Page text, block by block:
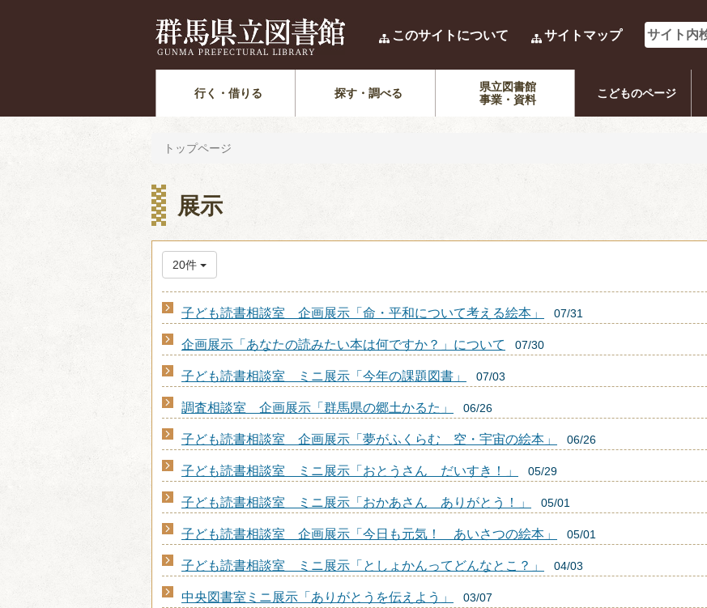
このサイトについて サイトマップ
行く・借りる 探す・調べる
県立図書館
事業・資料
こどものページ
トップページ
展示
20件
子ども読書相談室 企画展示「命・平和について考える絵本」 07/31
企画展示「あなたの読みたい本は何ですか？」について 07/30
子ども読書相談室 ミニ展示「今年の課題図書」 07/03
調査相談室 企画展示「群馬県の郷土かるた」 06/26
子ども読書相談室 企画展示「夢がふくらむ 空・宇宙の絵本」 06/26
子ども読書相談室 ミニ展示「おとうさん だいすき！」 05/29
子ども読書相談室 ミニ展示「おかあさん ありがとう！」 05/01
子ども読書相談室 企画展示「今日も元気！ あいさつの絵本」 05/01
子ども読書相談室 ミニ展示「としょかんってどんなとこ？」 04/03
中央図書室ミニ展示「ありがとうを伝えよう」 03/07